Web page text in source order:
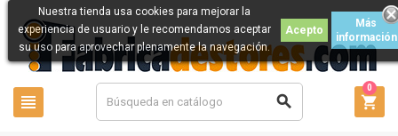
  
0
Nuestra tienda usa cookies para mejorar la
experiencia de usuario y le recomendamos aceptar
su uso para aprovechar plenamente la navegación.
Acepto
Más
información